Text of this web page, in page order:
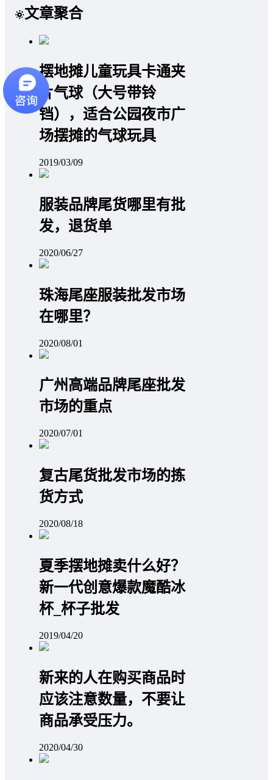
文章聚合
摆地摊儿童玩具卡通夹
片气球（大号带铃
铛），适合公园夜市广
场摆摊的气球玩具
2019/03/09
服装品牌尾货哪里有批
发，退货单
2020/06/27
珠海尾座服装批发市场
在哪里？
2020/08/01
广州高端品牌尾座批发
市场的重点
2020/07/01
复古尾货批发市场的拣
货方式
2020/08/18
夏季摆地摊卖什么好？
新一代创意爆款魔酷冰
杯_杯子批发
2019/04/20
新来的人在购买商品时
应该注意数量，不要让
商品承受压力。
2020/04/30